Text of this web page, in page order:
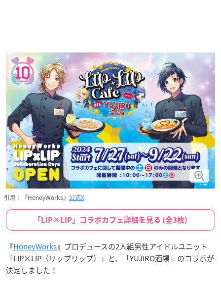
引用：『HoneyWorks』 公式X
「LIP×LIP」コラボカフェ詳細を見る (全3枚)
『HoneyWorks』プロデュースの2人組男性アイドルユニット
「LIP×LIP（リップリップ）」と、「YUJIRO酒場」のコラボが
決定しました！